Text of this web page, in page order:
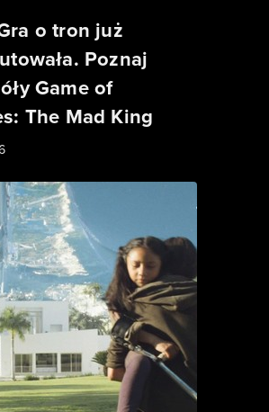
o tron już
Poznaj
Game of
The Mad King